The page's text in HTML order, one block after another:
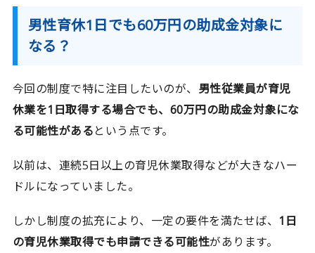
男性育休1日でも60万円の助成金対象に
なる？
今回の制度で特に注目したいのが、 男性従業員が育児
休業を1日取得する場合でも、60万円の助成金対象にな
る可能性があるという点です。
以前は、連続5日以上の育児休業取得などが大きなハー
ドルになっていました。
しかし制度の拡充により、一定の要件を満たせば、 1日
の育児休業取得でも申請できる可能性があります。